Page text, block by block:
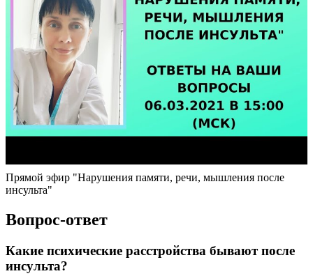
Прямой эфир "Нарушения памяти, речи, мышления после
инсульта"
Вопрос-ответ
Какие психические расстройства бывают после
инсульта?